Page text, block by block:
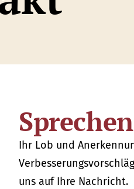
Ihr Lob und
uns auf Ihre Nachricht.